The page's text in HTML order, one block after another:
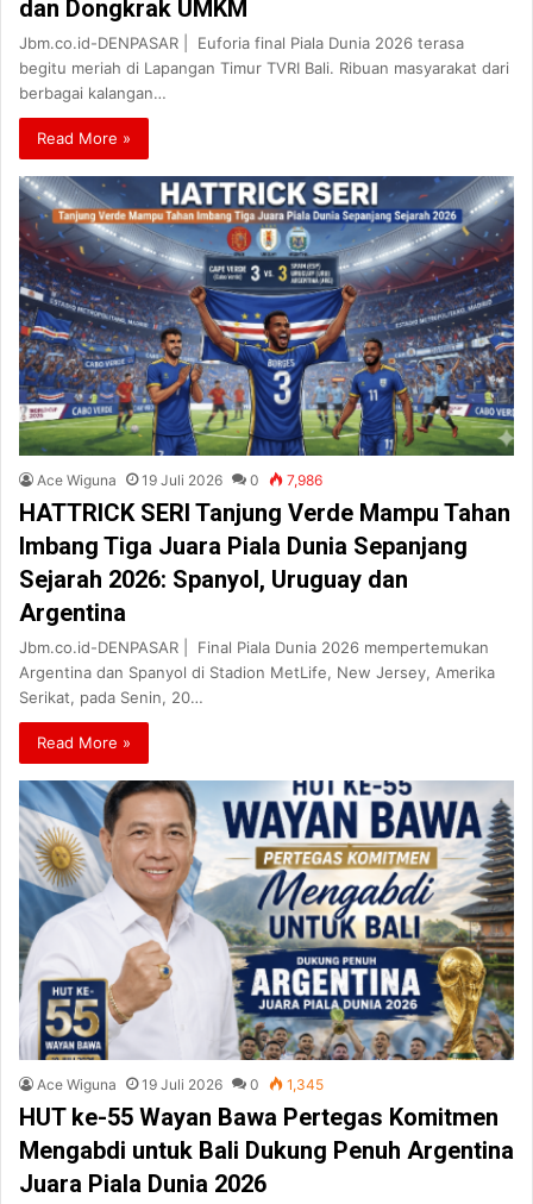
dan Dongkrak UMKM
Jbm.co.id-DENPASAR | Euforia final Piala Dunia 2026 terasa
begitu meriah di Lapangan Timur TVRI Bali. Ribuan masyarakat dari
berbagai kalangan…
Read More »
Ace Wiguna 19 Juli 2026 0 7,986
HATTRICK SERI Tanjung Verde Mampu Tahan
Imbang Tiga Juara Piala Dunia Sepanjang
Sejarah 2026: Spanyol, Uruguay dan
Argentina
Jbm.co.id-DENPASAR | Final Piala Dunia 2026 mempertemukan
Argentina dan Spanyol di Stadion MetLife, New Jersey, Amerika
Serikat, pada Senin, 20…
Read More »
Ace Wiguna 19 Juli 2026 0 1,345
HUT ke-55 Wayan Bawa Pertegas Komitmen
Mengabdi untuk Bali Dukung Penuh Argentina
Juara Piala Dunia 2026